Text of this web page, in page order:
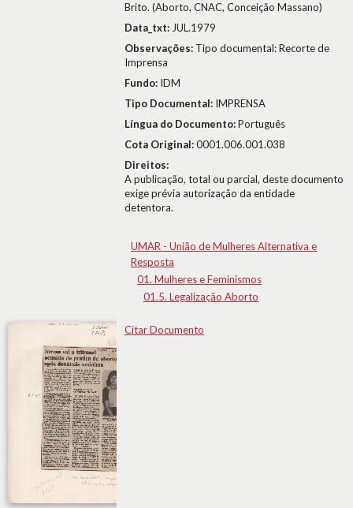
Brito. (Aborto, CNAC, Conceição Massano)
Data_txt: JUL.1979
Observações: Tipo documental: Recorte de
Imprensa
Fundo: IDM
Tipo Documental: IMPRENSA
Língua do Documento:Português
Cota Original:0001.006.001.038
Direitos:
A publicação, total ou parcial, deste documento
exige prévia autorização da entidade
detentora.
UMAR - União de Mulheres Alternativa e
Resposta
01. Mulheres e Feminismos
01.5. Legalização Aborto
Citar Documento